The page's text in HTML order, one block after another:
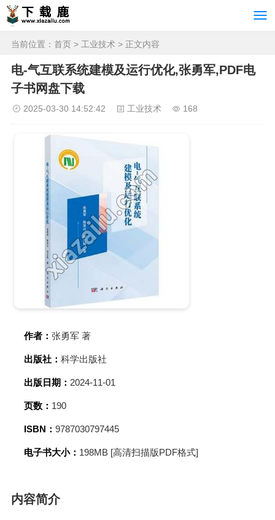
当前位置： 首页 > 工业技术 > 正文内容
电-气互联系统建模及运行优化,张勇军,PDF电
子书网盘下载
2025-03-30 14:52:42 工业技术 168
作者： 张勇军 著
出版社： 科学出版社
出版日期： 2024-11-01
页数： 190
ISBN： 9787030797445
电子书大小： 198MB [高清扫描版PDF格式]
内容简介